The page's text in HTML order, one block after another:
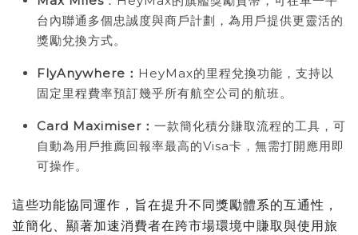
台內聯通多個忠誠度與商戶計劃，為用戶提供更靈活的
獎勵兌換方式。
FlyAnywhere： HeyMax的里程兌換功能，支持以
固定里程費率預訂幾乎所有航空公司的航班。
Card Maximiser： 一款簡化積分賺取流程的工具，可
自動為用戶推薦回報率最高的Visa卡，無需打開應用即
可操作。
這些功能協同運作，旨在提升不同獎勵體系的互通性，
並簡化、顯著加速消費者在跨市場環境中賺取與使用旅